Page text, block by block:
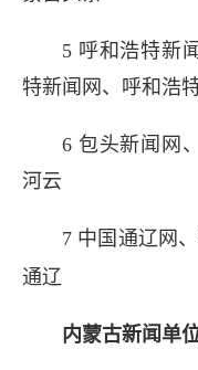
5 呼和浩特新
特新闻网 、 呼和浩
6 包头新闻网 、
河云
7 中国通辽网 、
通辽
内蒙古新闻单